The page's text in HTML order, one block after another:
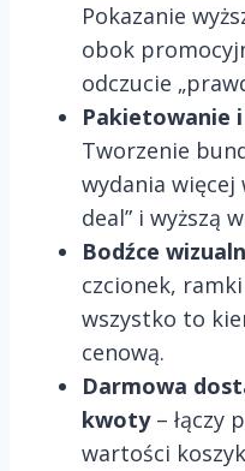
Pokazanie
obok
odczucie
Pakietowanie
Tworzenie
wydania więcej
deal” i wyższą
Bodźce
czcionek,
wszystko to
cenową.
Darmowa
kwoty– łączy
wartości